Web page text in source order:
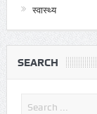
स्वास्थ्य
SEARCH